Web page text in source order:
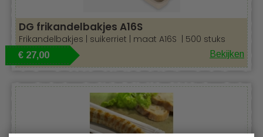
DG frikandelbakjes A16S
Frikandelbakjes | suikerriet | maat A16S | 500 stuks
€ 27,00 Bekijken